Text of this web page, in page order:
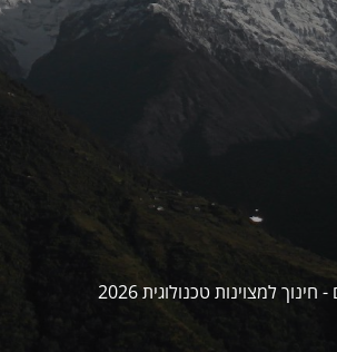
למצוינות טכנולוגית 2026